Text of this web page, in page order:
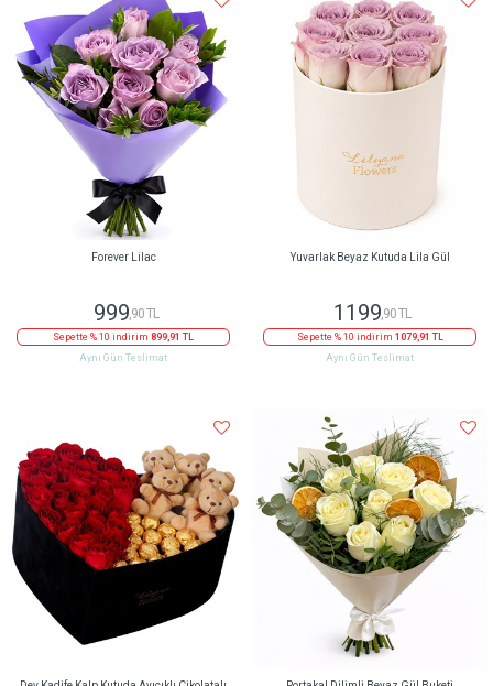
Forever Lilac
999,90 TL
Sepette % 10 indirim 899,91 TL
Aynı Gün Teslimat
Yuvarlak Beyaz Kutuda Lila Gül
1199,90 TL
Sepette % 10 indirim 1079,91 TL
Aynı Gün Teslimat